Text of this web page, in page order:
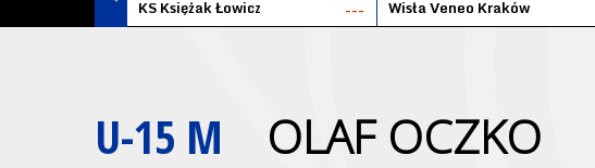
KS Księżak Łowicz
---
Wisła Veneo Kraków
U-15 M OLAF OCZKO